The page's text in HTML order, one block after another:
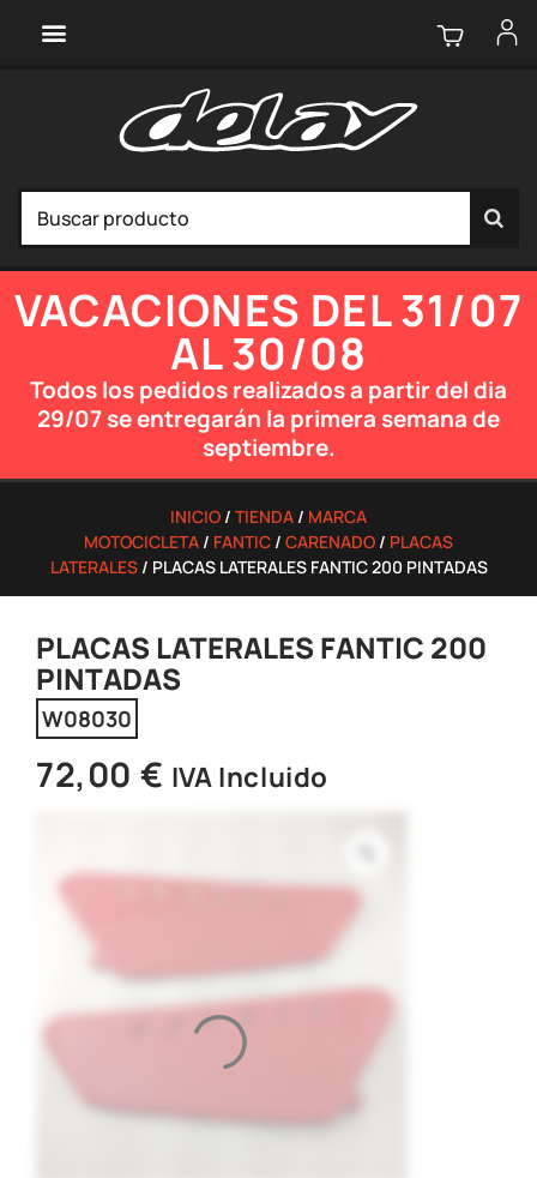
VACACIONES DEL 31/07
AL 30/08
Todos los pedidos realizados a partir del dia
29/07 se entregarán la primera semana de
septiembre.
INICIO / TIENDA / MARCA
MOTOCICLETA / FANTIC / CARENADO / PLACAS
LATERALES/ PLACAS LATERALES FANTIC 200 PINTADAS
PLACAS LATERALES FANTIC 200
PINTADAS
W08030
72,00 € IVA Incluido